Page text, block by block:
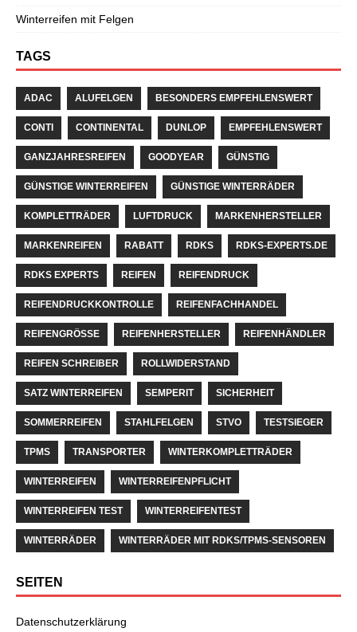
Winterreifen mit Felgen
TAGS
ADAC ALUFELGEN BESONDERS EMPFEHLENSWERT
CONTI CONTINENTAL DUNLOP EMPFEHLENSWERT
GANZJAHRESREIFEN GOODYEAR GÜNSTIG
GÜNSTIGE WINTERREIFEN GÜNSTIGE WINTERRÄDER
KOMPLETTRÄDER LUFTDRUCK MARKENHERSTELLER
MARKENREIFEN RABATT RDKS RDKS-EXPERTS.DE
RDKS EXPERTS REIFEN REIFENDRUCK
REIFENDRUCKKONTROLLE REIFENFACHHANDEL
REIFENGRÖSSE REIFENHERSTELLER REIFENHÄNDLER
REIFEN SCHREIBER ROLLWIDERSTAND
SATZ WINTERREIFEN SEMPERIT SICHERHEIT
SOMMERREIFEN STAHLFELGEN STVO TESTSIEGER
TPMS TRANSPORTER WINTERKOMPLETTRÄDER
WINTERREIFEN WINTERREIFENPFLICHT
WINTERREIFEN TEST WINTERREIFENTEST
WINTERRÄDER WINTERRÄDER MIT RDKS/TPMS-SENSOREN
SEITEN
Datenschutzerklärung